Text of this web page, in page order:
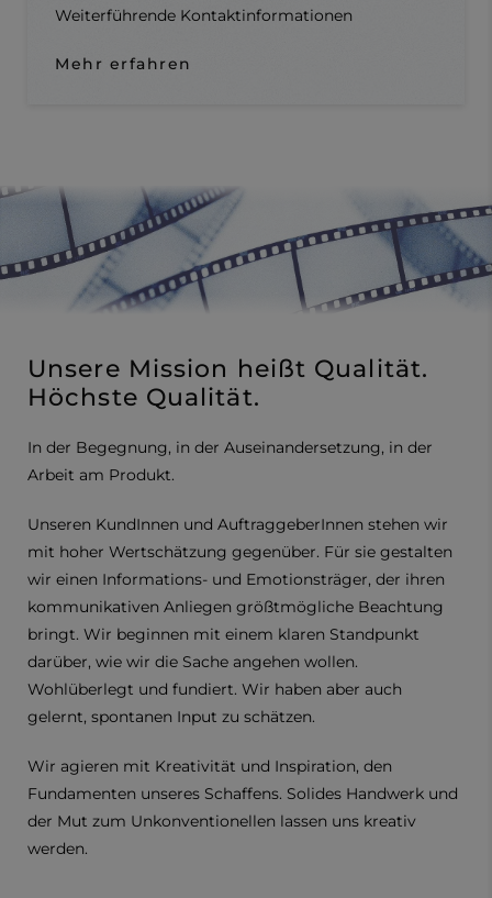
Weiterführende Kontaktinformationen
Mehr erfahren
Unsere Mission heißt Qualität.
Höchste Qualität.
In der Begegnung, in der Auseinandersetzung, in der
Arbeit am Produkt.
Unseren KundInnen und AuftraggeberInnen stehen wir
mit hoher Wertschätzung gegenüber. Für sie gestalten
wir einen Informations- und Emotionsträger, der ihren
kommunikativen Anliegen größtmögliche Beachtung
bringt. Wir beginnen mit einem klaren Standpunkt
darüber, wie wir die Sache angehen wollen.
Wohlüberlegt und fundiert. Wir haben aber auch
gelernt, spontanen Input zu schätzen.
Wir agieren mit Kreativität und Inspiration, den
Fundamenten unseres Schaffens. Solides Handwerk und
der Mut zum Unkonventionellen lassen uns kreativ
werden.